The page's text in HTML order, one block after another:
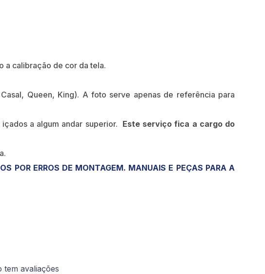
a calibração de cor da tela.
Queen, King). A foto serve apenas de referência para
a algum andar superior. Este serviço fica a cargo do
POR ERROS DE MONTAGEM. MANUAIS E PEÇAS PARA A
tem avaliações